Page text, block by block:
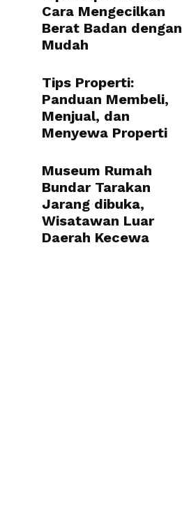
Cara Mengecilkan
Berat Badan dengan
Mudah
Tips Properti:
Panduan Membeli,
Menjual, dan
Menyewa Properti
Museum Rumah
Bundar Tarakan
Jarang dibuka,
Wisatawan Luar
Daerah Kecewa